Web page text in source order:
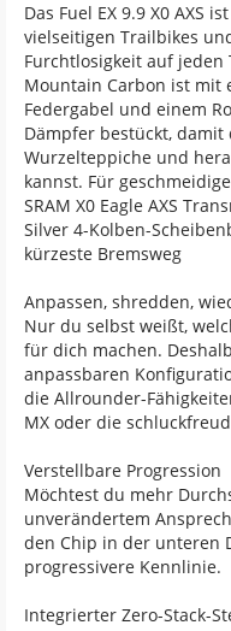
Das Fuel EX 9.9 X0 AXS
vielseitigen Trailbikes
Furchtlosigkeit auf jeden
Mountain Carbon ist mit
Federgabel und einem
Dämpfer bestückt,
Wurzelteppiche und
kannst. Für
SRAM X0 Eagle AXS
Silver 4-Kolben-
kürzeste Bremsweg
Anpassen, shredden,
Nur du selbst weißt,
für dich machen.
anpassbaren
die Allrounder-
MX oder die
Verstellbare Progression
Möchtest du mehr
unverändertem
den Chip in der unteren
progressivere Kennlinie.
Integrierter Zero-Stack-